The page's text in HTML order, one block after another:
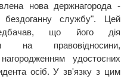
​​нова держнагорода -
службу". Цей
що його дія
на правовідносини,
удостоєних
осіб. У зв'язку з цим